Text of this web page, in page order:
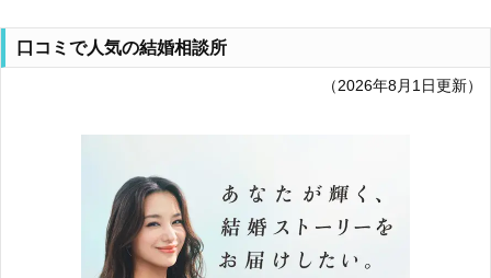
口コミで人気の結婚相談所
（2026年8月1日更新）